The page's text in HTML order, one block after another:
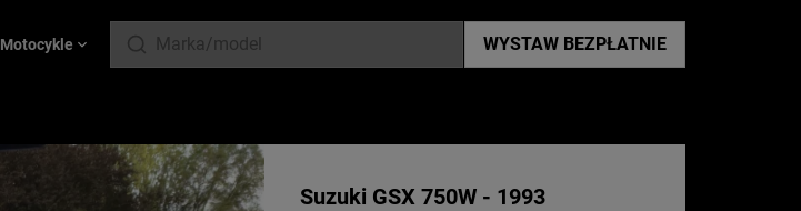
Motocykle WYSTAW BEZPŁATNIE
Suzuki GSX 750W - 1993